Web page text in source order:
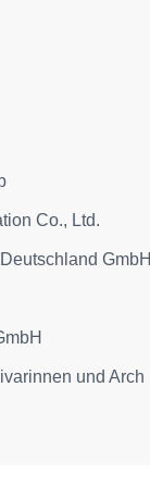
Co., Ltd.
GmbH
und Arch